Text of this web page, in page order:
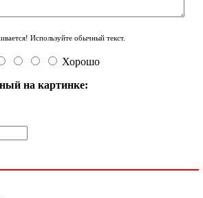
Используйте обычный текст.
Хорошо
на картинке: